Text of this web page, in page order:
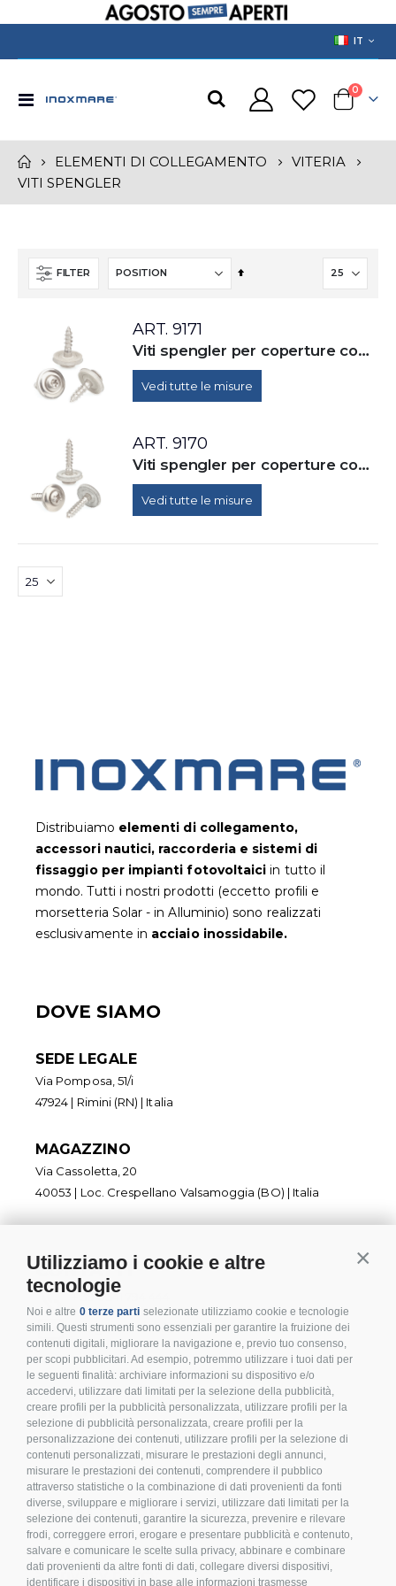
Utilizziamo i cookie e altre
tecnologie
Noi e altre 0 terze parti selezionate utilizziamo cookie e tecnologie
simili. Questi strumenti sono essenziali per garantire la fruizione dei
contenuti digitali, migliorare la navigazione e, previo tuo consenso,
per scopi pubblicitari. Ad esempio, potremmo utilizzare i tuoi dati per
le seguenti finalità: archiviare informazioni su dispositivo e/o
accedervi, utilizzare dati limitati per la selezione della pubblicità,
creare profili per la pubblicità personalizzata, utilizzare profili per la
selezione di pubblicità personalizzata, creare profili per la
personalizzazione dei contenuti, utilizzare profili per la selezione di
contenuti personalizzati, misurare le prestazioni degli annunci,
misurare le prestazioni dei contenuti, comprendere il pubblico
attraverso statistiche o la combinazione di dati provenienti da fonti
diverse, sviluppare e migliorare i servizi, utilizzare dati limitati per la
selezione dei contenuti, garantire la sicurezza, prevenire e rilevare
frodi, correggere errori, erogare e presentare pubblicità e contenuto,
salvare e comunicare le scelte sulla privacy, abbinare e combinare
dati provenienti da altre fonti di dati, collegare diversi dispositivi,
identificare i dispositivi in base alle informazioni trasmesse
LANGUAGE
IT
Toggle
Cart
0prodotti
ELEMENTI DI COLLEGAMENTO
VITERIA
VITI SPENGLER
FILTER
Set
ART. 9171
Viti spengler per coperture con rondella e guarnizione EPDM. Impronta esalobata (TX), AISI 304
Vedi tutte le misure
ART. 9170
Viti spengler per coperture con rondella e guarnizione EPDM. Impronta croce Z (Pozidrive), AISI 304
Vedi tutte le misure
Distribuiamo elementi di collegamento,
accessori nautici, raccorderia e sistemi di
fissaggio per impianti fotovoltaici in tutto il
mondo. Tutti i nostri prodotti (eccetto profili e
morsetteria Solar - in Alluminio) sono realizzati
esclusivamente in acciaio inossidabile.
DOVE SIAMO
SEDE LEGALE
Via Pomposa, 51/i
47924 | Rimini (RN) | Italia
MAGAZZINO
Via Cassoletta, 20
40053 | Loc. Crespellano Valsamoggia (BO) | Italia
CONTATTI
+ 39 0541 794 444
info@inoxmare.it
SEGUICI
LEGALE E PRIVACY
>Condizioni d’acquisto
>Privacy policy